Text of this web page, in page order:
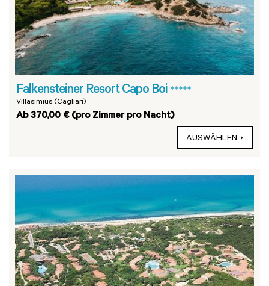
Falkensteiner Resort Capo Boi *****
Villasimius (Cagliari)
Ab 370,00 € (pro Zimmer pro Nacht)
AUSWÄHLEN